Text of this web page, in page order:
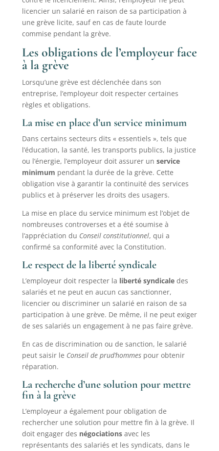
licencier un salarié en raison de sa participation à
une grève licite, sauf en cas de faute lourde
commise pendant la grève.
Les obligations de l’employeur face
à la grève
Lorsqu’une grève est déclenchée dans son
entreprise, l’employeur doit respecter certaines
règles et obligations.
La mise en place d’un service minimum
Dans certains secteurs dits « essentiels », tels que
l’éducation, la santé, les transports publics, la justice
ou l’énergie, l’employeur doit assurer un service
minimum pendant la durée de la grève. Cette
obligation vise à garantir la continuité des services
publics et à préserver les droits des usagers.
La mise en place du service minimum est l’objet de
nombreuses controverses et a été soumise à
l’appréciation du Conseil constitutionnel, qui a
confirmé sa conformité avec la Constitution.
Le respect de la liberté syndicale
L’employeur doit respecter la liberté syndicaledes
salariés et ne peut en aucun cas sanctionner,
licencier ou discriminer un salarié en raison de sa
participation à une grève. De même, il ne peut exiger
de ses salariés un engagement à ne pas faire grève.
En cas de discrimination ou de sanction, le salarié
peut saisir le Conseil de prud’hommespour obtenir
réparation.
La recherche d’une solution pour mettre
fin à la grève
L’employeur a également pour obligation de
rechercher une solution pour mettre fin à la grève. Il
doit engager des négociationsavec les
représentants des salariés et les syndicats, dans le